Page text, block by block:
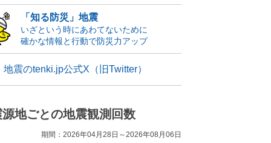
「知る防災」地震
いざという時にあわてないために
確かな情報と行動で防災力アップ
地震のtenki.jp公式X（旧Twitter）
源地ごとの地震観測回数
期間：2026年04月28日～2026年08月06日